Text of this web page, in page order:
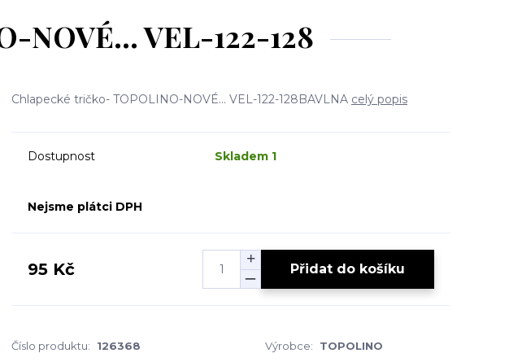
NOVÉ... VEL-122-128
Chlapecké tričko- TOPOLINO-NOVÉ... VEL-122-128BAVLNA celý popis
Dostupnost Skladem 1
Nejsme plátci DPH
95 Kč Přidat do košíku
Číslo produktu: 126368 Výrobce: TOPOLINO